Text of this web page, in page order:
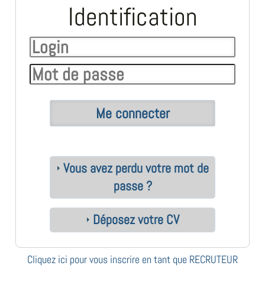
Identification
Vous avez perdu votre mot de
passe ?
Déposez votre CV
Cliquez ici pour vous inscrire en tant que RECRUTEUR